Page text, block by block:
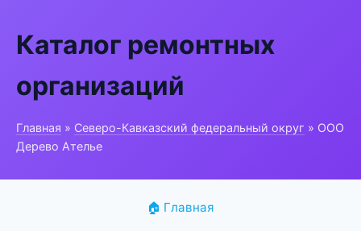
Каталог ремонтных
организаций
Главная » Северо-Кавказский федеральный округ » ООО
Дерево Ателье
🏠 Главная